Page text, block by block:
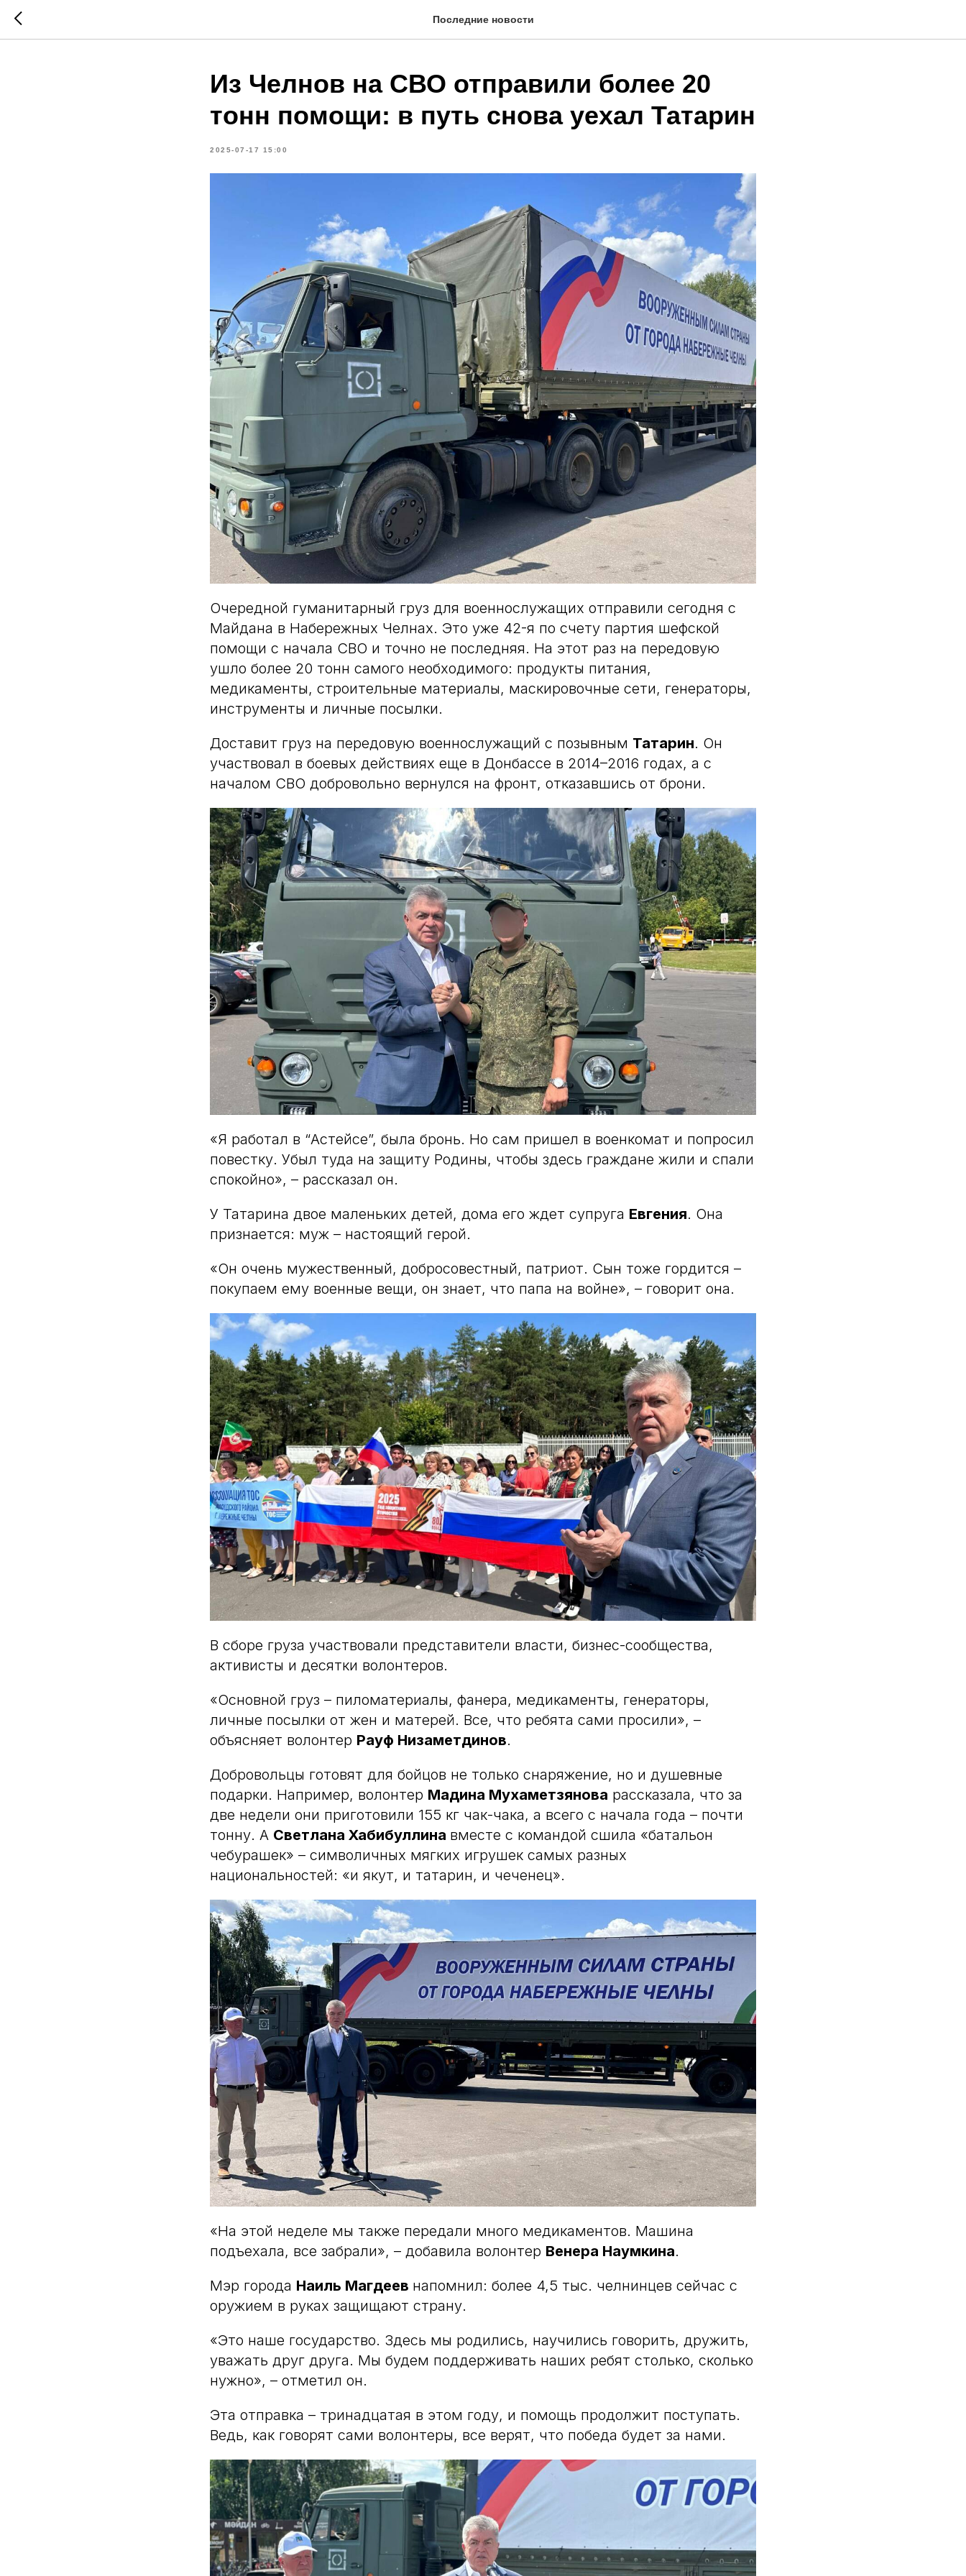
Последние новости
Из Челнов на СВО отправили более 20
тонн помощи: в путь снова уехал Татарин
2025-07-17 15:00
Очередной гуманитарный груз для военнослужащих отправили сегодня с
Майдана в Набережных Челнах. Это уже 42-я по счету партия шефской
помощи с начала СВО и точно не последняя. На этот раз на передовую
ушло более 20 тонн самого необходимого: продукты питания,
медикаменты, строительные материалы, маскировочные сети, генераторы,
инструменты и личные посылки.
Доставит груз на передовую военнослужащий с позывным Татарин. Он
участвовал в боевых действиях еще в Донбассе в 2014–2016 годах, а с
началом СВО добровольно вернулся на фронт, отказавшись от брони.
«Я работал в “Астейсе”, была бронь. Но сам пришел в военкомат и попросил
повестку. Убыл туда на защиту Родины, чтобы здесь граждане жили и спали
спокойно», – рассказал он.
У Татарина двое маленьких детей, дома его ждет супруга Евгения. Она
признается: муж – настоящий герой.
«Он очень мужественный, добросовестный, патриот. Сын тоже гордится –
покупаем ему военные вещи, он знает, что папа на войне», – говорит она.
В сборе груза участвовали представители власти, бизнес-сообщества,
активисты и десятки волонтеров.
«Основной груз – пиломатериалы, фанера, медикаменты, генераторы,
личные посылки от жен и матерей. Все, что ребята сами просили», –
объясняет волонтер Рауф Низаметдинов.
Добровольцы готовят для бойцов не только снаряжение, но и душевные
подарки. Например, волонтер Мадина Мухаметзянова рассказала, что за
две недели они приготовили 155 кг чак-чака, а всего с начала года – почти
тонну. А Светлана Хабибуллина вместе с командой сшила «батальон
чебурашек» – символичных мягких игрушек самых разных
национальностей: «и якут, и татарин, и чеченец».
«На этой неделе мы также передали много медикаментов. Машина
подъехала, все забрали», – добавила волонтер Венера Наумкина.
Мэр города Наиль Магдеев напомнил: более 4,5 тыс. челнинцев сейчас с
оружием в руках защищают страну.
«Это наше государство. Здесь мы родились, научились говорить, дружить,
уважать друг друга. Мы будем поддерживать наших ребят столько, сколько
нужно», – отметил он.
Эта отправка – тринадцатая в этом году, и помощь продолжит поступать.
Ведь, как говорят сами волонтеры, все верят, что победа будет за нами.